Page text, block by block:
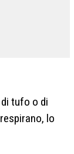
tufo o di
lo